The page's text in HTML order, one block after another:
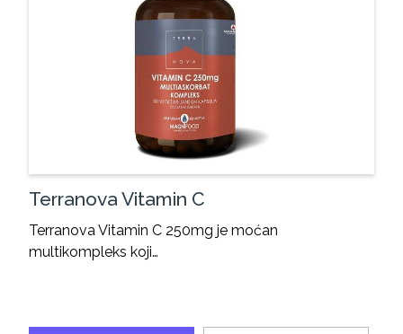
Terranova Vitamin C
Terranova Vitamin C 250mg je moćan
multikompleks koji…